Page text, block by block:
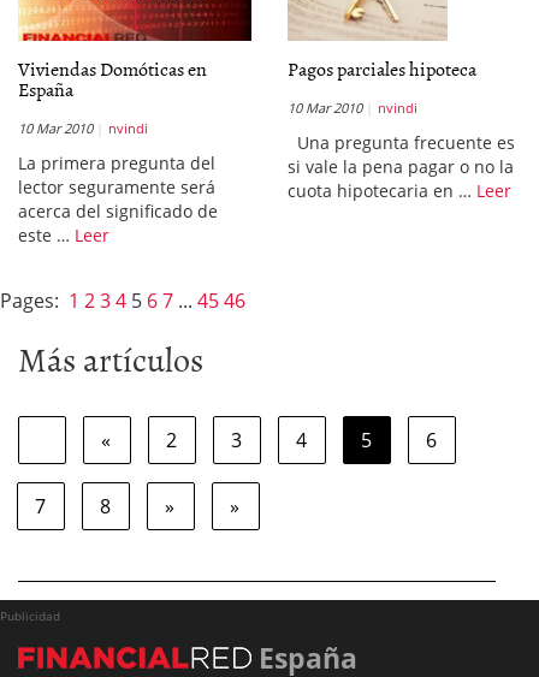
Viviendas Domóticas en
España
10 Mar 2010 nvindi
La primera pregunta del
lector seguramente será
acerca del significado de
este … Leer
Pagos parciales hipoteca
10 Mar 2010 nvindi
Una pregunta frecuente es
si vale la pena pagar o no la
cuota hipotecaria en … Leer
Pages: 1 234 5 67 ... 4546
Más artículos
« 2 3 4 5 6
7 8 » »
Publicidad
España